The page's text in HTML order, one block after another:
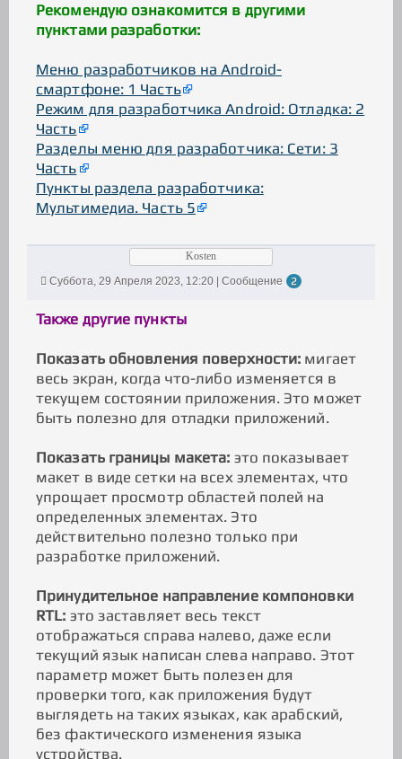
Рекомендую ознакомится в другими
пунктами разработки:
Меню разработчиков на Android-
смартфоне: 1 Часть
Режим для разработчика Android: Отладка: 2
Часть
Разделы меню для разработчика: Сети: 3
Часть
Пункты раздела разработчика:
Мультимедиа. Часть 5
Kosten
Суббота, 29 Апреля 2023, 12:20 | Сообщение
2
Также другие пункты
Показать обновления поверхности: мигает
весь экран, когда что-либо изменяется в
текущем состоянии приложения. Это может
быть полезно для отладки приложений.
Показать границы макета: это показывает
макет в виде сетки на всех элементах, что
упрощает просмотр областей полей на
определенных элементах. Это
действительно полезно только при
разработке приложений.
Принудительное направление компоновки
RTL: это заставляет весь текст
отображаться справа налево, даже если
текущий язык написан слева направо. Этот
параметр может быть полезен для
проверки того, как приложения будут
выглядеть на таких языках, как арабский,
без фактического изменения языка
устройства.